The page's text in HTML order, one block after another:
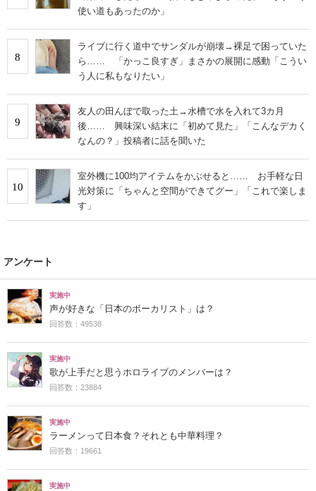
使い道もあったのか」
8
ライブに行く道中でサンダルが崩壊→裸足で困っていた
ら…… 「かっこ良すぎ」まさかの展開に感動「こうい
う人に私もなりたい」
9
友人の田んぼで取った土→水槽で水を入れて3カ月
後…… 興味深い結末に「初めて見た」「こんなデカく
なんの？」投稿者に話を聞いた
10
室外機に100均アイテムをかぶせると…… お手軽な日
光対策に「ちゃんと空間ができてグー」「これで楽しま
す」
アンケート
実施中
声が好きな「日本のボーカリスト」は？
回答数：49538
実施中
歌が上手だと思うホロライブのメンバーは？
回答数：23884
実施中
ラーメンって日本食？それとも中華料理？
回答数：19661
実施中